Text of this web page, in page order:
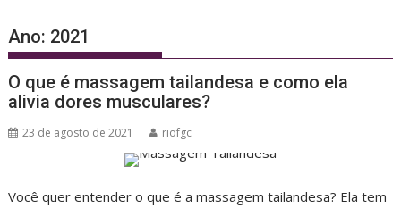
Ano: 2021
O que é massagem tailandesa e como ela
alivia dores musculares?
23 de agosto de 2021 riofgc
Você quer entender o que é a massagem tailandesa? Ela tem